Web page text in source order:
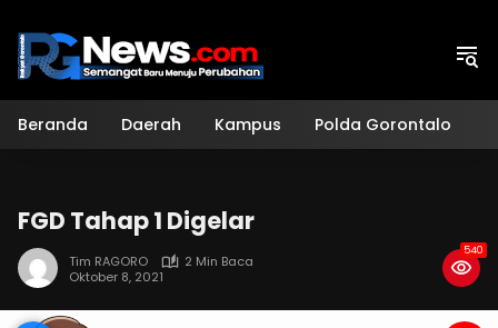
konten
Beranda Daerah Kampus Polda Gorontalo
FGD Tahap 1 Digelar
Tim RAGORO
2 Min Baca
Oktober 8, 2021
540